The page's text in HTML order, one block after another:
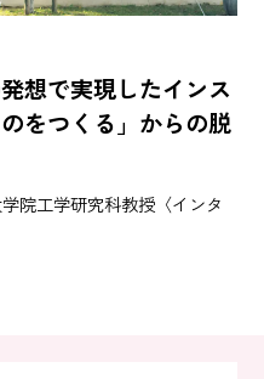
想で実現したインス
をつくる」からの脱
院工学研究科教授〈インタ